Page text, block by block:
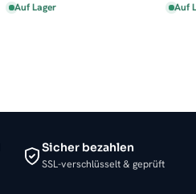
Auf Lager Auf
Sicher bezahlen
SSL-verschlüsselt & geprüft